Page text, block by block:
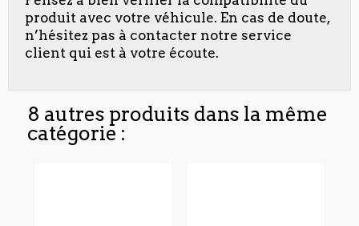
produit avec votre véhicule. En cas de doute,
n’hésitez pas à contacter notre service
client qui est à votre écoute.
8 autres produits dans la même
catégorie :